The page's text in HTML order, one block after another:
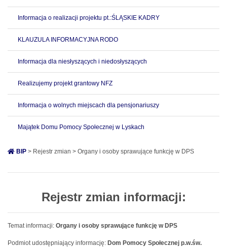
Informacja o realizacji projektu pt.:ŚLĄSKIE KADRY
KLAUZULA INFORMACYJNA RODO
Informacja dla niesłyszących i niedosłyszących
Realizujemy projekt grantowy NFZ
Informacja o wolnych miejscach dla pensjonariuszy
Majątek Domu Pomocy Społecznej w Lyskach
BIP > Rejestr zmian > Organy i osoby sprawujące funkcję w DPS
Rejestr zmian informacji:
Temat informacji: Organy i osoby sprawujące funkcję w DPS
Podmiot udostępniający informację: Dom Pomocy Społecznej p.w.św.